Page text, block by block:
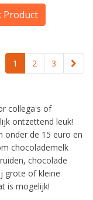
Product
1 2 3
collega's of
ontzettend leuk!
onder de 15 euro en
chocolademelk
chocolade
grote of kleine
is mogelijk!